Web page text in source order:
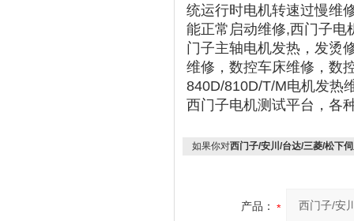
统运行时电机转速过慢维
能正常启动维修,西门子电
门子主轴电机发热，发烫
维修，数控车床维修，数
840D/810D/T/M电机发热
西门子电机测试平台，各
如果你对西门子/安川/台达/三菱/松下
产品：